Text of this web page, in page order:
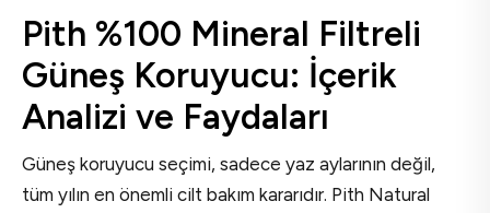
Pith %100 Mineral Filtreli
Güneş Koruyucu: İçerik
Analizi ve Faydaları
Güneş koruyucu seçimi, sadece yaz aylarının değil,
tüm yılın en önemli cilt bakım kararıdır. Pith Natural